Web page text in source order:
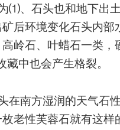
⑴、石头也和地下出
后环境变化石头内部
岭石、叶蜡石一类，
中也会产生格裂。
在南方湿润的天气石
老性芙蓉石就有这